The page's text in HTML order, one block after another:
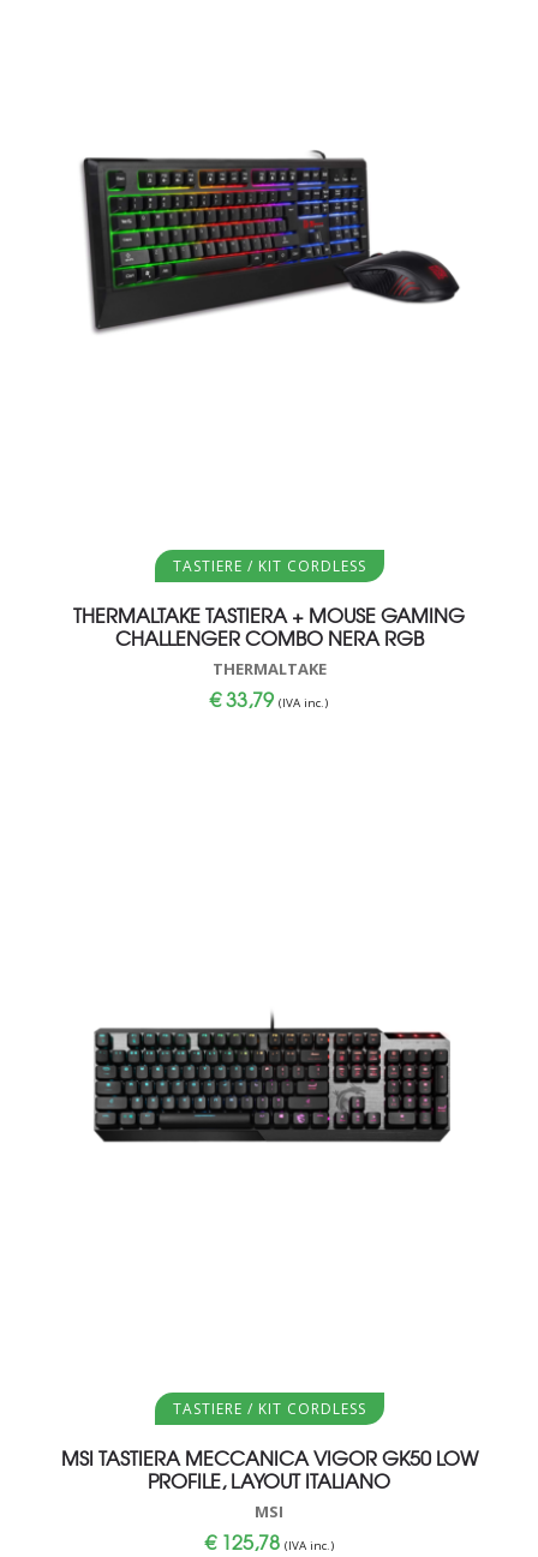
Aggiungi al carrello
TASTIERE / KIT CORDLESS
THERMALTAKE TASTIERA + MOUSE GAMING
CHALLENGER COMBO NERA RGB
THERMALTAKE
€33,79 (IVA inc.)
Aggiungi al carrello
TASTIERE / KIT CORDLESS
MSI TASTIERA MECCANICA VIGOR GK50 LOW
PROFILE, LAYOUT ITALIANO
MSI
€125,78 (IVA inc.)